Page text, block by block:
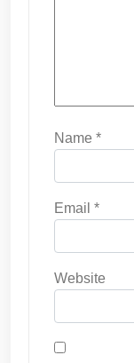
Name *
Email *
Website